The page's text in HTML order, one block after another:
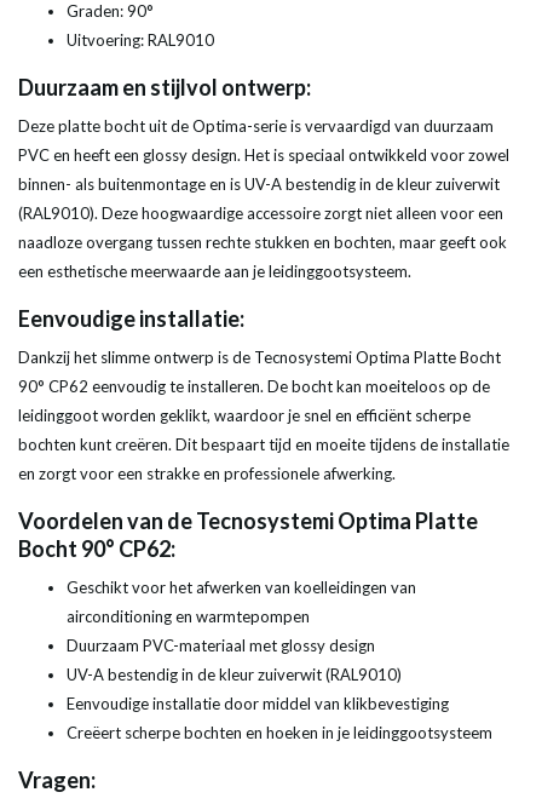
Graden: 90°
Uitvoering: RAL9010
Duurzaam en stijlvol ontwerp:
Deze platte bocht uit de Optima-serie is vervaardigd van duurzaam
PVC en heeft een glossy design. Het is speciaal ontwikkeld voor zowel
binnen- als buitenmontage en is UV-A bestendig in de kleur zuiverwit
(RAL9010). Deze hoogwaardige accessoire zorgt niet alleen voor een
naadloze overgang tussen rechte stukken en bochten, maar geeft ook
een esthetische meerwaarde aan je leidinggootsysteem.
Eenvoudige installatie:
Dankzij het slimme ontwerp is de Tecnosystemi Optima Platte Bocht
90° CP62 eenvoudig te installeren. De bocht kan moeiteloos op de
leidinggoot worden geklikt, waardoor je snel en efficiënt scherpe
bochten kunt creëren. Dit bespaart tijd en moeite tijdens de installatie
en zorgt voor een strakke en professionele afwerking.
Voordelen van de Tecnosystemi Optima Platte
Bocht 90° CP62:
Geschikt voor het afwerken van koelleidingen van
airconditioning en warmtepompen
Duurzaam PVC-materiaal met glossy design
UV-A bestendig in de kleur zuiverwit (RAL9010)
Eenvoudige installatie door middel van klikbevestiging
Creëert scherpe bochten en hoeken in je leidinggootsysteem
Vragen: